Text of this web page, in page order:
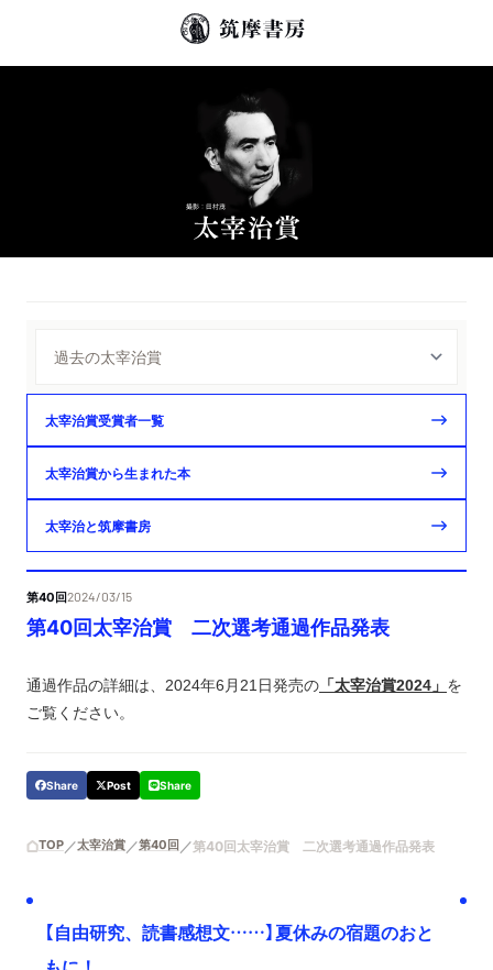
太宰治賞受賞者一覧
太宰治賞から生まれた本
太宰治と筑摩書房
第40回2024/03/15
第40回太宰治賞 二次選考通過作品発表
通過作品の詳細は、2024年6月21日発売の 「太宰治賞2024」 を
ご覧ください。
Share Post Share
TOP 太宰治賞 第40回 第40回太宰治賞 二次選考通過作品発表
【自由研究、読書感想文……】夏休みの宿題のおと